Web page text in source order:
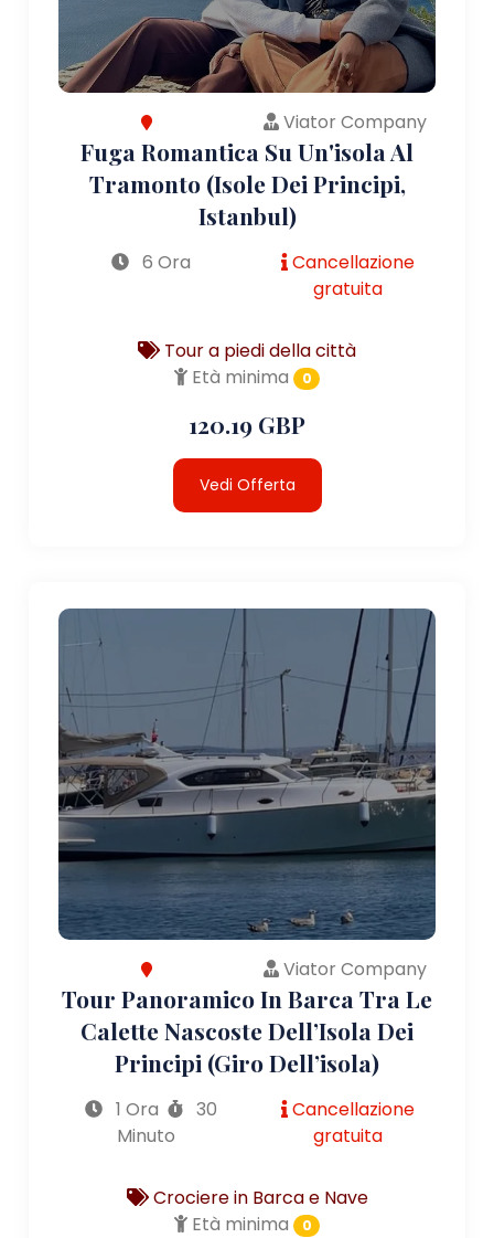
Viator Company
Fuga Romantica Su Un'isola Al
Tramonto (Isole Dei Principi,
Istanbul)
6 Ora
Cancellazione
gratuita
Tour a piedi della città
Età minima
0
120.19 GBP
Vedi Offerta
Viator Company
Tour Panoramico In Barca Tra Le
Calette Nascoste Dell’Isola Dei
Principi (giro Dell’isola)
1 Ora
30
Minuto
Cancellazione
gratuita
Crociere in Barca e Nave
Età minima
0